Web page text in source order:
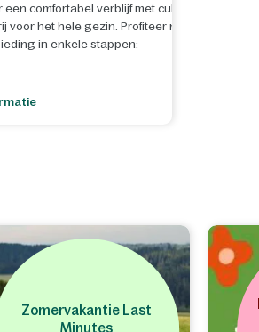
een comfortabel verblijf met culinaire
voor het hele gezin. Profiteer nu van
in enkele stappen:
2026
minimaal 1
toe en het
aantal kinderarrangementen(voor
3 t/m 12 jaar).
Zomervakantie Last
Minutes